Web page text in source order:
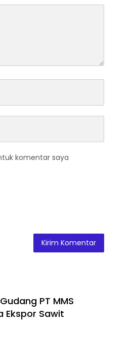
komentar saya
PT MMS
Ekspor Sawit